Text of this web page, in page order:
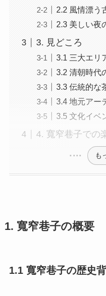
2.2 風情漂う
2.3 美しい夜
3. 見どころ
3.1 三大エリ
3.2 清朝時代
3.3 伝統的な
3.4 地元アー
3.5 文化イベ
4. 寬窄巷子での
も
1. 寬窄巷子の概要
1.1 寬窄巷子の歴史